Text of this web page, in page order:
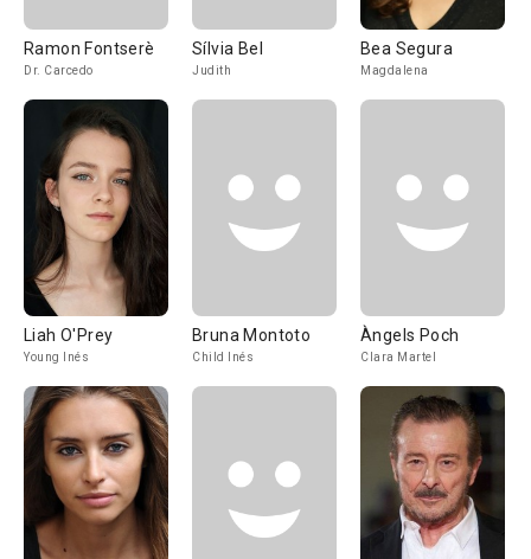
Ramon Fontserè
Dr. Carcedo
Sílvia Bel
Judith
Bea Segura
Magdalena
Liah O'Prey
Young Inés
Bruna Montoto
Child Inés
Àngels Poch
Clara Martel